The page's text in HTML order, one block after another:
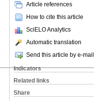
Article references
How to cite this article
SciELO Analytics
Automatic translation
Send this article by e-mail
Indicators
Related links
Share